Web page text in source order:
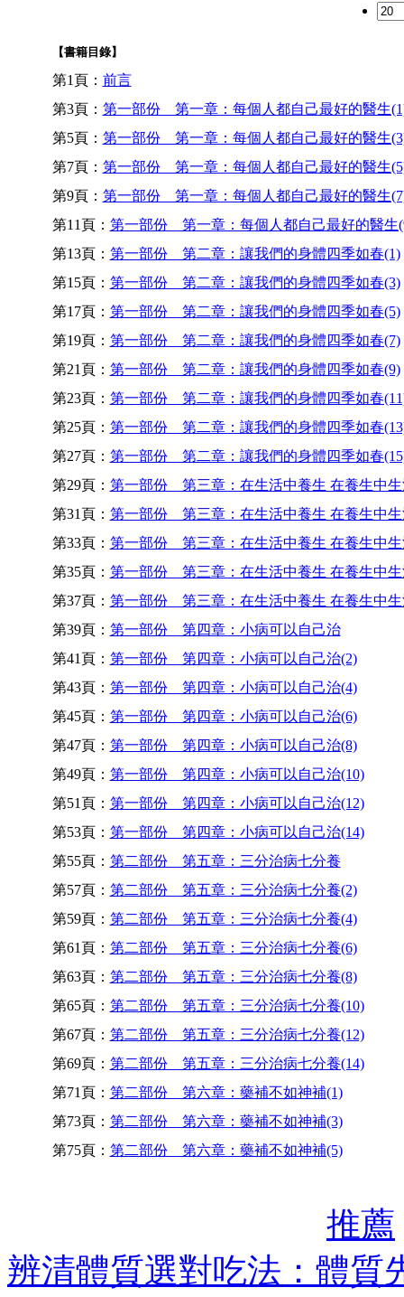
【書籍目錄】
第1頁： 前言
第3頁： 第一部份 第一章：每個人都自己最好的醫生
第5頁： 第一部份 第一章：每個人都自己最好的醫生
第7頁： 第一部份 第一章：每個人都自己最好的醫生
第9頁： 第一部份 第一章：每個人都自己最好的醫生
第11頁： 第一部份 第一章：每個人都自己最好的醫生
第13頁： 第一部份 第二章：讓我們的身體四季如春(1)
第15頁： 第一部份 第二章：讓我們的身體四季如春(3)
第17頁： 第一部份 第二章：讓我們的身體四季如春(5)
第19頁： 第一部份 第二章：讓我們的身體四季如春(7)
第21頁： 第一部份 第二章：讓我們的身體四季如春(9)
第23頁： 第一部份 第二章：讓我們的身體四季如春
第25頁： 第一部份 第二章：讓我們的身體四季如春
第27頁： 第一部份 第二章：讓我們的身體四季如春
第29頁： 第一部份 第三章：在生活中養生 在養生中生
第31頁： 第一部份 第三章：在生活中養生 在養生中生
第33頁： 第一部份 第三章：在生活中養生 在養生中生
第35頁： 第一部份 第三章：在生活中養生 在養生中生
第37頁： 第一部份 第三章：在生活中養生 在養生中生
第39頁： 第一部份 第四章：小病可以自己治
第41頁： 第一部份 第四章：小病可以自己治(2)
第43頁： 第一部份 第四章：小病可以自己治(4)
第45頁： 第一部份 第四章：小病可以自己治(6)
第47頁： 第一部份 第四章：小病可以自己治(8)
第49頁： 第一部份 第四章：小病可以自己治(10)
第51頁： 第一部份 第四章：小病可以自己治(12)
第53頁： 第一部份 第四章：小病可以自己治(14)
第55頁： 第二部份 第五章：三分治病七分養
第57頁： 第二部份 第五章：三分治病七分養(2)
第59頁： 第二部份 第五章：三分治病七分養(4)
第61頁： 第二部份 第五章：三分治病七分養(6)
第63頁： 第二部份 第五章：三分治病七分養(8)
第65頁： 第二部份 第五章：三分治病七分養(10)
第67頁： 第二部份 第五章：三分治病七分養(12)
第69頁： 第二部份 第五章：三分治病七分養(14)
第71頁： 第二部份 第六章：藥補不如神補(1)
第73頁： 第二部份 第六章：藥補不如神補(3)
第75頁： 第二部份 第六章：藥補不如神補(5)
推薦
辨清體質選對吃法：體